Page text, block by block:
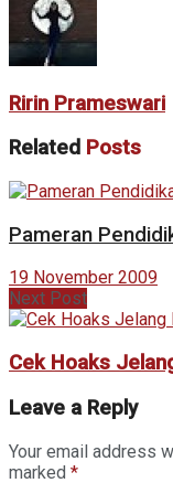
Ririn Prameswari
Related Posts
Pameran
19 November 2009
Next Post
Cek Hoaks
Leave a Reply
Your email address
marked *